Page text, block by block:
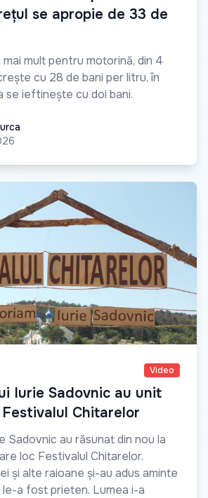
se apropie de 33 de
mult pentru motorină, din 4
cu 28 de bani per litru, în
se ieftinește cu doi bani.
Video
Iurie Sadovnic au unit
Chitarelor
Sadovnic au răsunat din nou la
loc Festivalul Chitarelor.
și alte raioane și-au adus aminte
a fost prieten. Lumea i-a